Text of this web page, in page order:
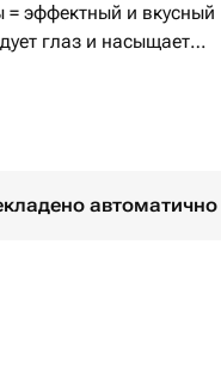
эффектный и вкусный
глаз и насыщает
автоматично